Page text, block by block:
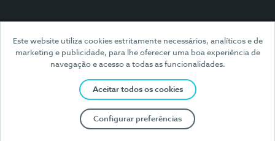
Este website utiliza cookies estritamente necessários, analíticos e de
marketing e publicidade, para lhe oferecer uma boa experiência de
navegação e acesso a todas as funcionalidades.
Aceitar todos os cookies
Configurar preferências